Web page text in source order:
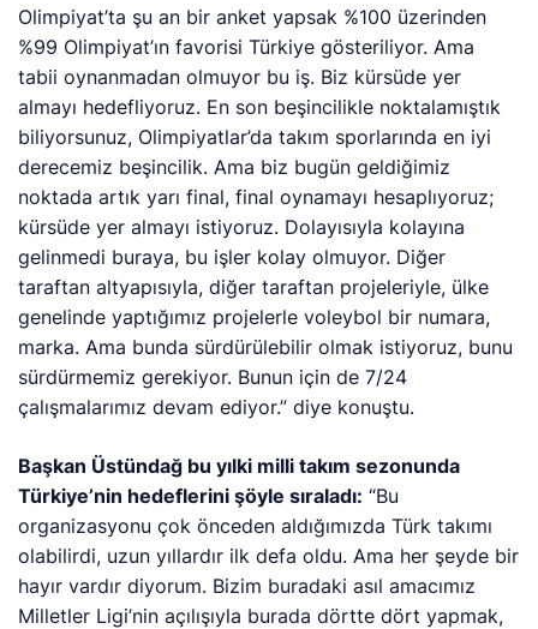
Olimpiyat’ta şu an bir anket yapsak %100 üzerinden
%99 Olimpiyat’ın favorisi Türkiye gösteriliyor. Ama
tabii oynanmadan olmuyor bu iş. Biz kürsüde yer
almayı hedefliyoruz. En son beşincilikle noktalamıştık
biliyorsunuz, Olimpiyatlar’da takım sporlarında en iyi
derecemiz beşincilik. Ama biz bugün geldiğimiz
noktada artık yarı final, final oynamayı hesaplıyoruz;
kürsüde yer almayı istiyoruz. Dolayısıyla kolayına
gelinmedi buraya, bu işler kolay olmuyor. Diğer
taraftan altyapısıyla, diğer taraftan projeleriyle, ülke
genelinde yaptığımız projelerle voleybol bir numara,
marka. Ama bunda sürdürülebilir olmak istiyoruz, bunu
sürdürmemiz gerekiyor. Bunun için de 7/24
çalışmalarımız devam ediyor.” diye konuştu.
Başkan Üstündağ bu yılki milli takım sezonunda
Türkiye’nin hedeflerini şöyle sıraladı: “Bu
organizasyonu çok önceden aldığımızda Türk takımı
olabilirdi, uzun yıllardır ilk defa oldu. Ama her şeyde bir
hayır vardır diyorum. Bizim buradaki asıl amacımız
Milletler Ligi’nin açılışıyla burada dörtte dört yapmak,